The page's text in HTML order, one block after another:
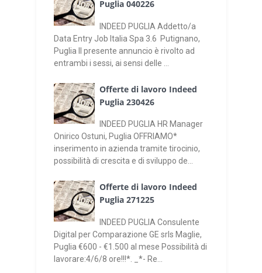
Puglia 040226
INDEED PUGLIA Addetto/a
Data Entry Job Italia Spa 3.6 Putignano,
Puglia Il presente annuncio è rivolto ad
entrambi i sessi, ai sensi delle ...
Offerte di lavoro Indeed
Puglia 230426
INDEED PUGLIA HR Manager
Onirico Ostuni, Puglia OFFRIAMO*
inserimento in azienda tramite tirocinio,
possibilità di crescita e di sviluppo de...
Offerte di lavoro Indeed
Puglia 271225
INDEED PUGLIA Consulente
Digital per Comparazione GE srls Maglie,
Puglia €600 - €1.500 al mese Possibilità di
lavorare:4/6/8 ore!!!*. _*- Re...